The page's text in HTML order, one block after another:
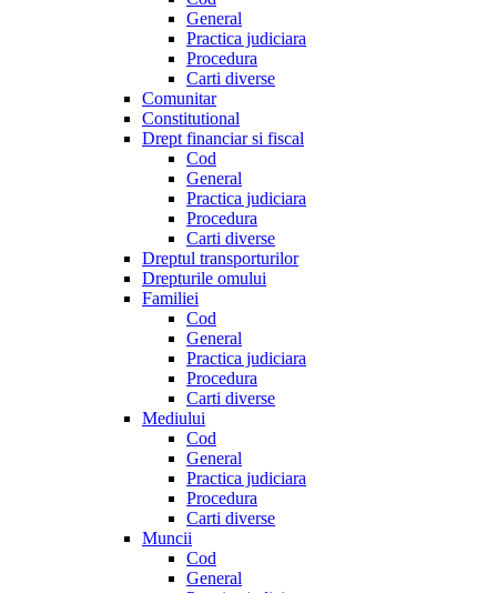
General
Practica judiciara
Procedura
Carti diverse
Comunitar
Constitutional
Drept financiar si fiscal
Cod
General
Practica judiciara
Procedura
Carti diverse
Dreptul transporturilor
Drepturile omului
Familiei
Cod
General
Practica judiciara
Procedura
Carti diverse
Mediului
Cod
General
Practica judiciara
Procedura
Carti diverse
Muncii
Cod
General